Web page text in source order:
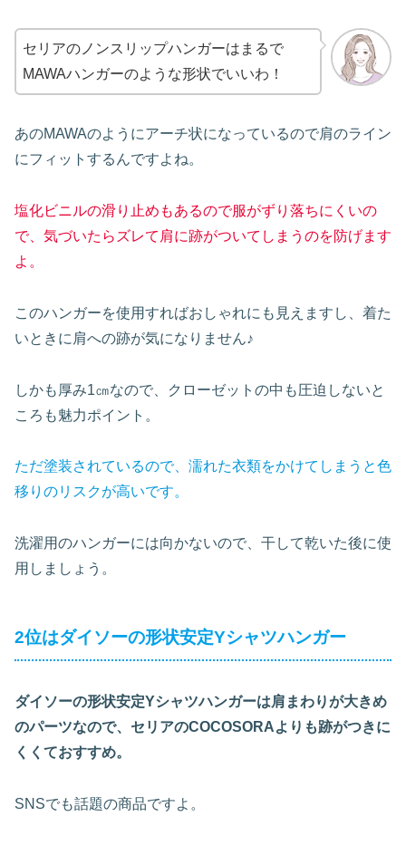
セリアのノンスリップハンガーはまるで
MAWAハンガーのような形状でいいわ！
あのMAWAのようにアーチ状になっているので肩のライン
にフィットするんですよね。
塩化ビニルの滑り止めもあるので服がずり落ちにくいの
で、気づいたらズレて肩に跡がついてしまうのを防げます
よ。
このハンガーを使用すればおしゃれにも見えますし、着た
いときに肩への跡が気になりません♪
しかも厚み1㎝なので、クローゼットの中も圧迫しないと
ころも魅力ポイント。
ただ塗装されているので、濡れた衣類をかけてしまうと色
移りのリスクが高いです。
洗濯用のハンガーには向かないので、干して乾いた後に使
用しましょう。
2位はダイソーの形状安定Yシャツハンガー
ダイソーの形状安定Yシャツハンガーは肩まわりが大きめ
のパーツなので、セリアのCOCOSORAよりも跡がつきに
くくておすすめ。
SNSでも話題の商品ですよ。